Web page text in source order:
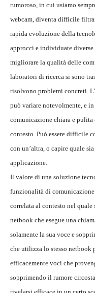
rumoroso, in cui usiamo
webcam, diventa difficile
rapida evoluzione della
approcci e individuate
migliorare la qualità delle
laboratori di ricerca si sono
risolvono problemi concreti.
può variare notevolmente, e
comunicazione chiara e
contesto. Può essere difficile
con un’altra, o capire quale
applicazione.
Il valore di una soluzione
funzionalità di comunicazione
correlata al contesto nel
netbook che esegue una
solamente la sua voce e
che utilizza lo stesso netbook
efficacemente voci che
sopprimendo il rumore